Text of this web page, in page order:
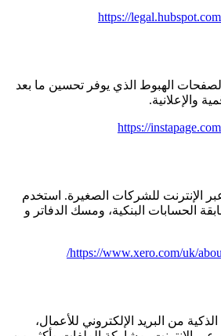
https://
لصفحات الهبوط الذي يوفر تحسين ما بعد
والإعلانية.
https://
الإنترنت للشركات الصغيرة. استخدم
الحسابات البنكية، ومسك الدفاتر و
https://www.xero.com/uk/
من البريد الإلكتروني للأعمال،